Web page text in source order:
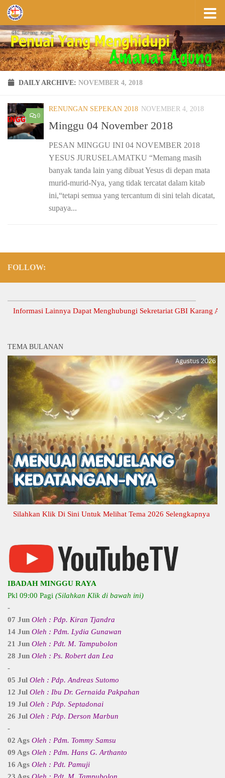
Skip to content
DAILY ARCHIVE: NOVEMBER 4, 2018
0
RENUNGAN SEPEKAN 2018 NOVEMBER 4, 2018
Minggu 04 November 2018
PESAN MINGGU INI 04 NOVEMBER 2018
YESUS JURUSELAMATKU “Memang masih
banyak tanda lain yang dibuat Yesus di depan mata
murid-murid-Nya, yang tidak tercatat dalam kitab
ini,“tetapi semua yang tercantum di sini telah dicatat,
supaya...
FOLLOW:
Lainnya Dapat Menghubungi Sekretariat GBI Karang Anyar.
TEMA BULANAN
Klik Di Sini Untuk Melihat Tema 2026 Selengkapnya
IBADAH MINGGU RAYA
Pkl 09:00 Pagi (Silahkan Klik di bawah ini)
-
07 Jun Oleh : Pdp. Kiran Tjandra
14 Jun Oleh : Pdm. Lydia Gunawan
21 Jun Oleh : Pdt. M. Tampubolon
28 Jun Oleh : Ps. Robert dan Lea
-
05 Jul Oleh : Pdp. Andreas Sutomo
12 Jul Oleh : Ibu Dr. Gernaida Pakpahan
19 Jul Oleh : Pdp. Septadonai
26 Jul Oleh : Pdp. Derson Marbun
-
02 Ags Oleh : Pdm. Tommy Samsu
09 Ags Oleh : Pdm. Hans G. Arthanto
16 Ags Oleh : Pdt. Pamuji